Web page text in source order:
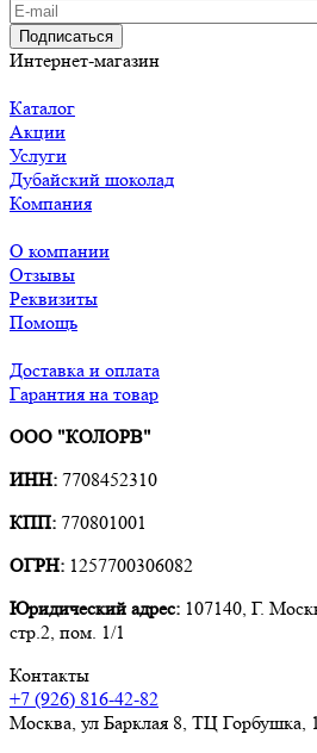
Подписаться
Интернет-магазин
Каталог
Акции
Услуги
Дубайский шоколад
Компания
О компании
Отзывы
Реквизиты
Помощь
Доставка и оплата
Гарантия на товар
ООО "КОЛОРВ"
ИНН: 7708452310
КПП: 770801001
ОГРН: 1257700306082
Юридический адрес: 107140, Г.
стр.2, пом. 1/1
Контакты
+7 (926) 816-42-82
Москва, ул Барклая 8, ТЦ Горбушка,